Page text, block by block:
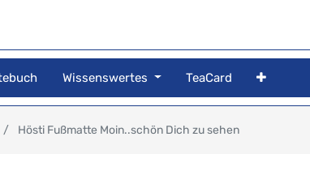
Wissenswertes TeaCard
Hösti Fußmatte Moin..schön Dich zu sehen